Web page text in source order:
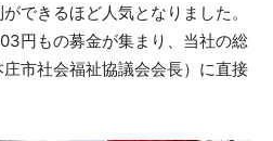
できるほど人気となりました。
円もの募金が集まり、当社の総
市社会福祉協議会会長）に直接